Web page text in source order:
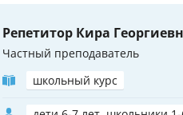
Репетитор Кира
Частный преподаватель
школьный курс